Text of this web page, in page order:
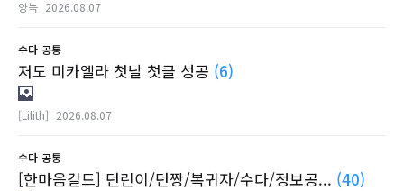
양늑 2026.08.07
수다 공통
저도 미카엘라 첫날 첫클 성공 (6)
[Lilith] 2026.08.07
수다 공통
[한마음길드] 던린이/던짱/복귀자/수다/정보공... (40)